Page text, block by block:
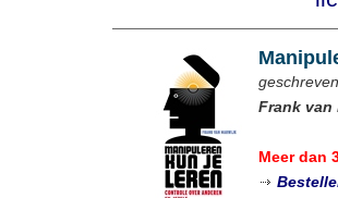
Frank van
Meer dan